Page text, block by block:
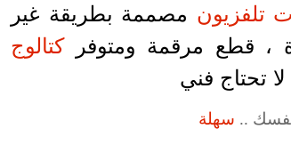
تلفزيون مصممة بطريقة غير
، قطع مرقمة ومتوفركتالوج
تحتاج فني
.. سهلة